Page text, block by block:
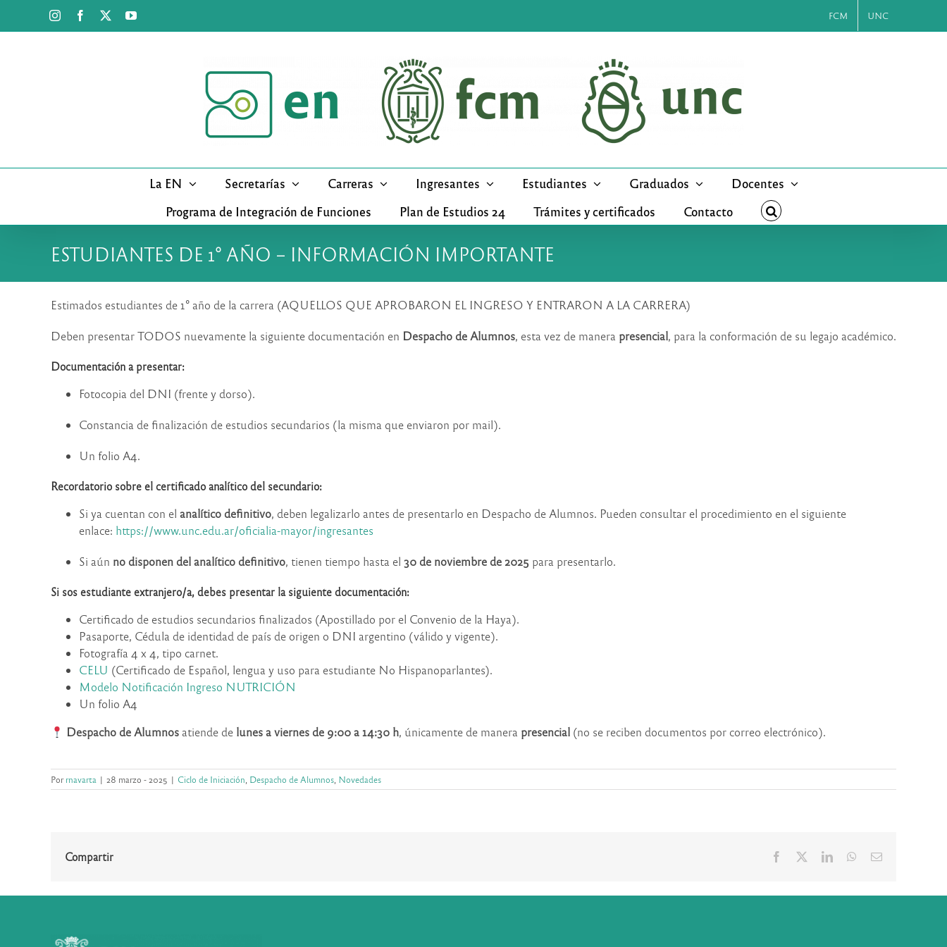
InstagramFacebook YouTube FCM UNC
La EN Secretarías Carreras Ingresantes Estudiantes Graduados
Docentes
Programa de Integración de Funciones
Plan de Estudios 24 Trámites y certificados Contacto
ESTUDIANTES DE 1° AÑO – INFORMACIÓN IMPORTANTE
Estimados estudiantes de 1° año de la carrera (AQUELLOS QUE APROBARON EL INGRESO Y ENTRARON A LA CARRERA)
Deben presentar TODOS nuevamente la siguiente documentación en Despacho de Alumnos, esta vez de manera presencial, para la conformación de su legajo académico.
Documentación a presentar:
Fotocopia del DNI (frente y dorso).
Constancia de finalización de estudios secundarios (la misma que enviaron por mail).
Un folio A4.
Recordatorio sobre el certificado analítico del secundario:
Si ya cuentan con el analítico definitivo, deben legalizarlo antes de presentarlo en Despacho de Alumnos. Pueden consultar el procedimiento en el siguiente
enlace: https://www.unc.edu.ar/oficialia-mayor/ingresantes
Si aún no disponen del analítico definitivo, tienen tiempo hasta el 30 de noviembre de 2025 para presentarlo.
Si sos estudiante extranjero/a, debes presentar la siguiente documentación:
Certificado de estudios secundarios finalizados (Apostillado por el Convenio de la Haya).
Pasaporte, Cédula de identidad de país de origen o DNI argentino (válido y vigente).
Fotografía 4 x 4, tipo carnet.
CELU (Certificado de Español, lengua y uso para estudiante No Hispanoparlantes).
Modelo Notificación Ingreso NUTRICIÓN
Un folio A4
Despacho de Alumnos atiende de lunes a viernes de 9:00 a 14:30 h, únicamente de manera presencial (no se reciben documentos por correo electrónico).
Porrnavarta | 28 marzo - 2025 | Ciclo de Iniciación Despacho de Alumnos Novedades
Compartir Facebook LinkedInWhatsApp
Correo